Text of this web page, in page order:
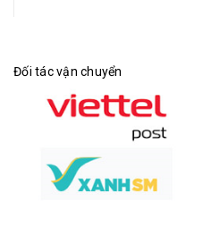
Đối tác vận chuyển